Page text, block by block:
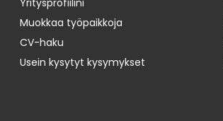
Muokkaa työpaikkoja
CV-haku
Usein kysytyt kysymykset